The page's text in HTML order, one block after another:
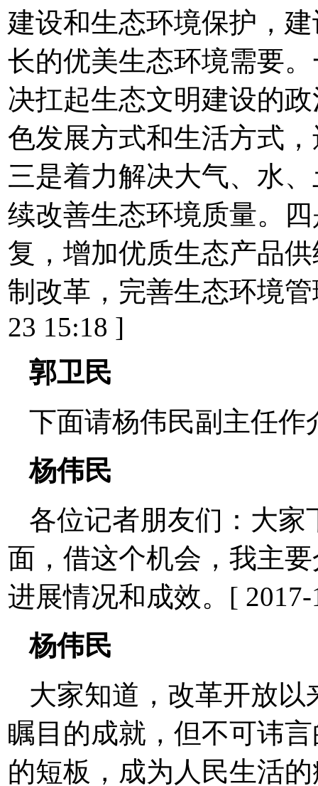
建设和生态环境保护，
长的优美生态环境需要
决扛起生态文明建设的
色发展方式和生活方式
三是着力解决大气、水
续改善生态环境质量。
复，增加优质生态产品
制改革，完善生态环境
23 15:18 ]
郭卫民
下面请杨伟民副主任作
杨伟民
各位记者朋友们：大
面，借这个机会，我主
进展情况和成效。[ 2017-
杨伟民
大家知道，改革开放
瞩目的成就，但不可讳
的短板，成为人民生活